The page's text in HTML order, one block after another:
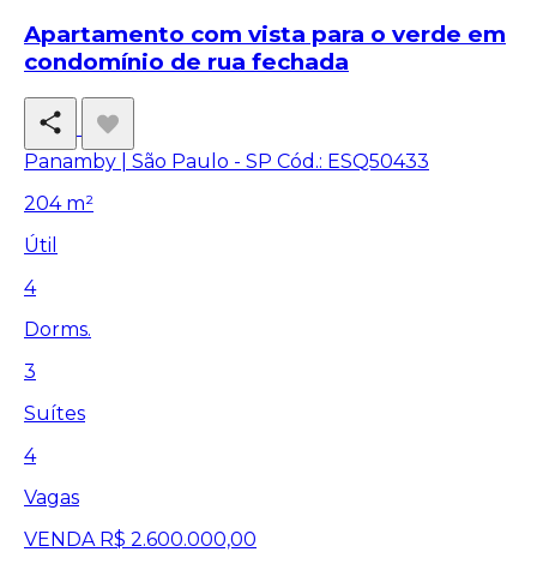
Apartamento com vista para o verde em
condomínio de rua fechada
Panamby | São Paulo - SP Cód.: ESQ50433
204 m²
Útil
4
Dorms.
3
Suítes
4
Vagas
VENDA R$ 2.600.000,00